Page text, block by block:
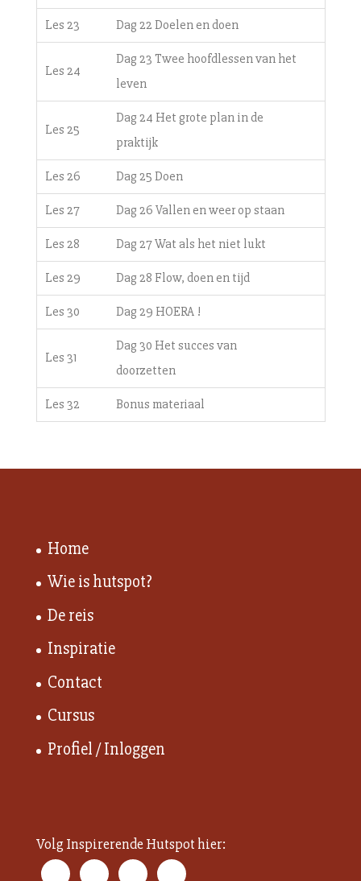
Les 23 Dag 22 Doelen en doen
Les 24
Dag 23 Twee hoofdlessen van het
leven
Les 25
Dag 24 Het grote plan in de
praktijk
Les 26 Dag 25 Doen
Les 27 Dag 26 Vallen en weer op staan
Les 28 Dag 27 Wat als het niet lukt
Les 29 Dag 28 Flow, doen en tijd
Les 30 Dag 29 HOERA !
Les 31
Dag 30 Het succes van
doorzetten
Les 32 Bonus materiaal
Home
Wie is hutspot?
De reis
Inspiratie
Contact
Cursus
Profiel / Inloggen
Volg Inspirerende Hutspot hier: